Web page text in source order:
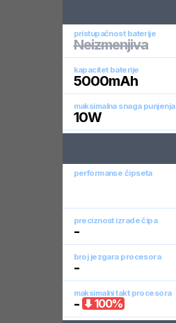
pristupačnost baterije
Neizmenjiva
kapacitet baterije
5000mAh
maksimalna snaga punjenja
10W
performanse čipseta
preciznost izrade čipa
-
broj jezgara procesora
-
maksimalni takt procesora
- 100%